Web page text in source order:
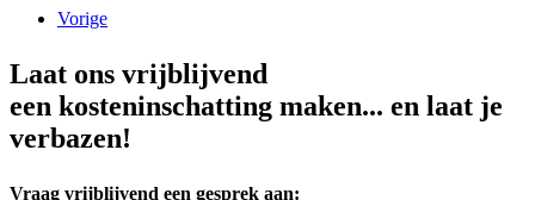
Vorige
Laat ons vrijblijvend
een kosteninschatting maken... en laat je
verbazen!
Vraag vrijblijvend een gesprek aan: